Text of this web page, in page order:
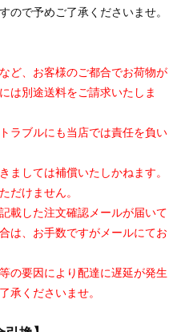
ので予めご了承くださいませ。
ど、お客様のご都合でお荷物が
は別途送料をご請求いたしま
ラブルにも当店では責任を負い
ましては補償いたしかねます。
だけません。
載した注文確認メールが届いて
は、お手数ですがメールにてお
の要因により配達に遅延が発生
承くださいませ。